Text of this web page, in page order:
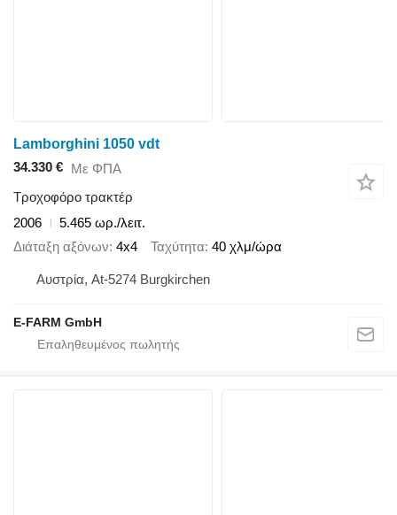
Lamborghini 1050 vdt
34.330 € Με ΦΠΑ
Τροχοφόρο τρακτέρ
2006
5.465 ωρ./λειτ.
Διάταξη αξόνων 4x4 Ταχύτητα 40 χλμ/ώρα
Αυστρία, At-5274 Burgkirchen
E-FARM GmbH